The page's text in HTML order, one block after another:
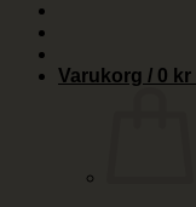
Varukorg / 0 kr